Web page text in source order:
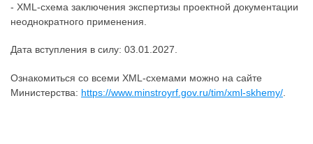
- XML-схема заключения экспертизы проектной документации
неоднократного применения.
Дата вступления в силу: 03.01.2027.
Ознакомиться со всеми XML-схемами можно на сайте
Министерства: https://www.minstroyrf.gov.ru/tim/xml-skhemy/